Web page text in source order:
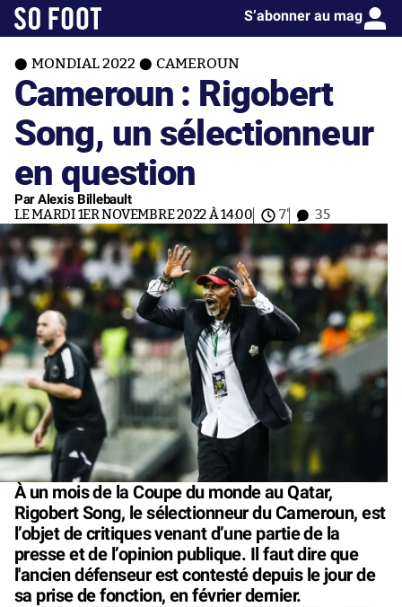
S’abonner au mag
MONDIAL 2022 CAMEROUN
Cameroun : Rigobert
Song, un sélectionneur
en question
Par Alexis Billebault
LE MARDI 1ER NOVEMBRE 2022 À 14:00 7' 35
À un mois de la Coupe du monde au Qatar,
Rigobert Song, le sélectionneur du Cameroun, est
l’objet de critiques venant d’une partie de la
presse et de l’opinion publique. Il faut dire que
l'ancien défenseur est contesté depuis le jour de
sa prise de fonction, en février dernier.